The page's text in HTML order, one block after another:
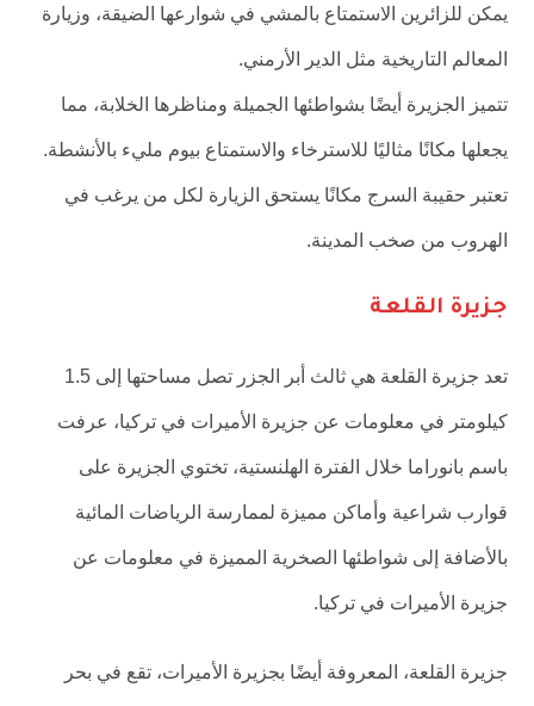
يمكن للزائرين الاستمتاع بالمشي في شوارعها الضيقة، وزيارة
المعالم التاريخية مثل الدير الأرمني.
تتميز الجزيرة أيضًا بشواطئها الجميلة ومناظرها الخلابة، مما
يجعلها مكانًا مثاليًا للاسترخاء والاستمتاع بيوم مليء بالأنشطة.
تعتبر حقيبة السرج مكانًا يستحق الزيارة لكل من يرغب في
الهروب من صخب المدينة.
جزيرة القلعة
تعد جزيرة القلعة هي ثالث أبر الجزر تصل مساحتها إلى 1.5
كيلومتر في معلومات عن جزيرة الأميرات في تركيا، عرفت
باسم بانوراما خلال الفترة الهلنستية، تختوي الجزيرة على
قوارب شراعية وأماكن مميزة لممارسة الرياضات المائية
بالأضافة إلى شواطئها الصخرية المميزة في معلومات عن
جزيرة الأميرات في تركيا.
جزيرة القلعة، المعروفة أيضًا بجزيرة الأميرات، تقع في بحر